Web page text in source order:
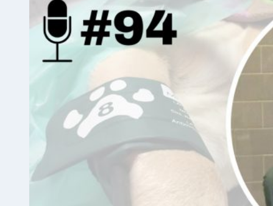
dyrlæger
uden
erfaring
eller
dyrt
udstyr